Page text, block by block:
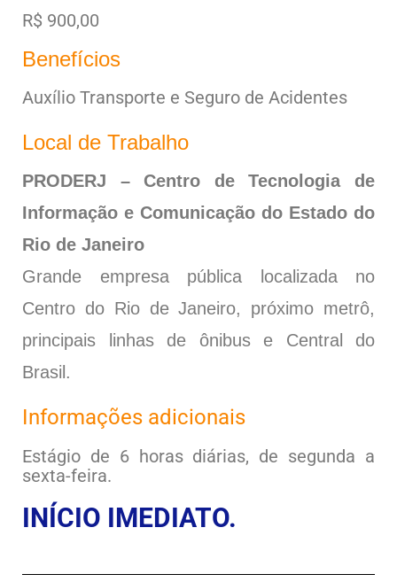
R$ 900,00
Benefícios
Auxílio Transporte e Seguro de Acidentes
Local de Trabalho
PRODERJ – Centro de Tecnologia de
Informação e Comunicação do Estado do
Rio de Janeiro
Grande empresa pública localizada no
Centro do Rio de Janeiro, próximo metrô,
principais linhas de ônibus e Central do
Brasil.
Informações adicionais
Estágio de 6 horas diárias, de segunda a
sexta-feira.
INÍCIO IMEDIATO.